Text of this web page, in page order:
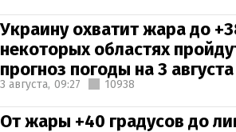
Украину охватит жара до
некоторых областях
прогноз погоды на 3 августа
3 августа, 09:27 10938
От жары +40 градусов до